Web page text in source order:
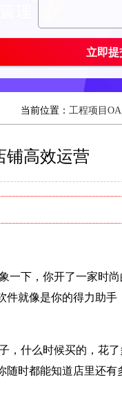
当前位置： 工程项目
铺高效运营
一下，你开了一家时
就像是你的得力助手
，什么时候买的，花
时都能知道店里还有